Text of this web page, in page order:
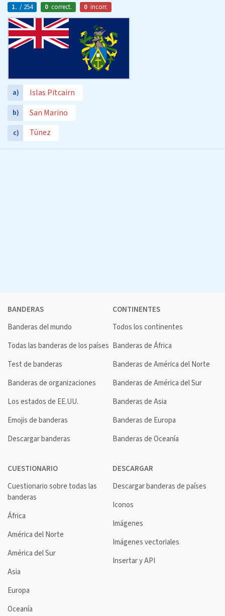
1. / 254 0 correct. 0 incorr.
a) Islas Pitcairn
b) San Marino
c) Túnez
BANDERAS
Banderas del mundo
Todas las banderas de los países
Test de banderas
Banderas de organizaciones
Los estados de EE.UU.
Emojis de banderas
Descargar banderas
CONTINENTES
Todos los continentes
Banderas de África
Banderas de América del Norte
Banderas de América del Sur
Banderas de Asia
Banderas de Europa
Banderas de Oceanía
CUESTIONARIO
Cuestionario sobre todas las
banderas
África
América del Norte
América del Sur
Asia
Europa
Oceanía
DESCARGAR
Descargar banderas de países
Iconos
Imágenes
Imágenes vectoriales
Insertar y API